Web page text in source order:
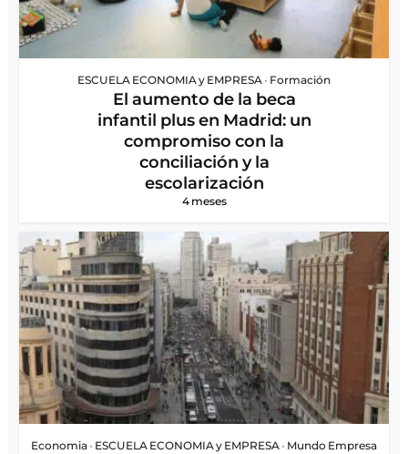
ESCUELA ECONOMIA y EMPRESA • Formación
El aumento de la beca
infantil plus en Madrid: un
compromiso con la
conciliación y la
escolarización
4 meses
Economia • ESCUELA ECONOMIA y EMPRESA • Mundo Empresa